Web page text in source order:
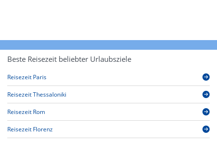
Beste Reisezeit beliebter Urlaubsziele
Reisezeit Paris
Reisezeit Thessaloniki
Reisezeit Rom
Reisezeit Florenz